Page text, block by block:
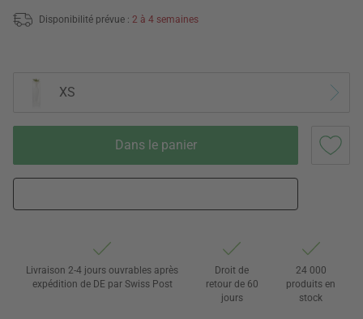
Disponibilité prévue : 2 à 4 semaines
XS
Dans le panier
Livraison 2-4 jours ouvrables après
expédition de DE par Swiss Post
Droit de
retour de 60
jours
24 000
produits en
stock